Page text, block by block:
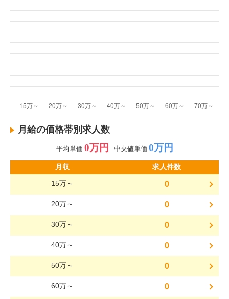
月給の価格帯別求人数
平均単価 0万円 中央値単価 0万円
月収
求人件数
15万～
0
20万～ 0
30万～ 0
40万～ 0
50万～ 0
60万～ 0